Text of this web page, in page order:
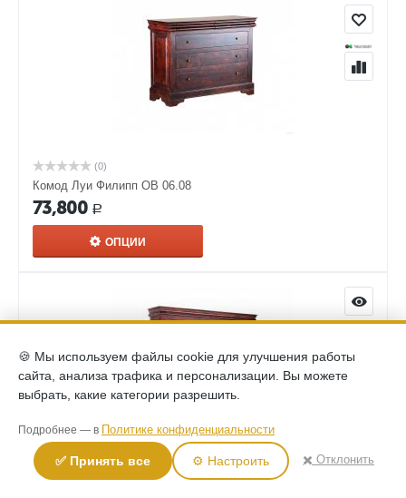
(0)
Комод Луи Филипп ОВ 06.08
73,800 Р
ОПЦИИ
(0)
🍪 Мы используем файлы cookie для улучшения работы
сайта, анализа трафика и персонализации. Вы можете
выбрать, какие категории разрешить.
Подробнее — в Политике конфиденциальности
✅ Принять все ⚙️ Настроить ✖️ Отклонить